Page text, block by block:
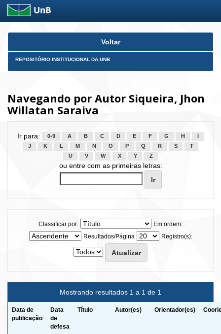
Skip
Voltar
REPOSITÓRIO INSTITUCIONAL DA UNB
Navegando por Autor Siqueira, Jhon
Willatan Saraiva
Ir para: 0-9 A B C D E F G H
J
K L M N O P Q R S
T
U
V W X Y Z
ou entre com as primeiras letras:
Classificar por:
Em ordem:
Resultados/Página
Registro(s):
Mostrando resultados 1 a 1 de 1
Data de
publicação
Data
de
defesa
Título Autor(es) Orientador(es)